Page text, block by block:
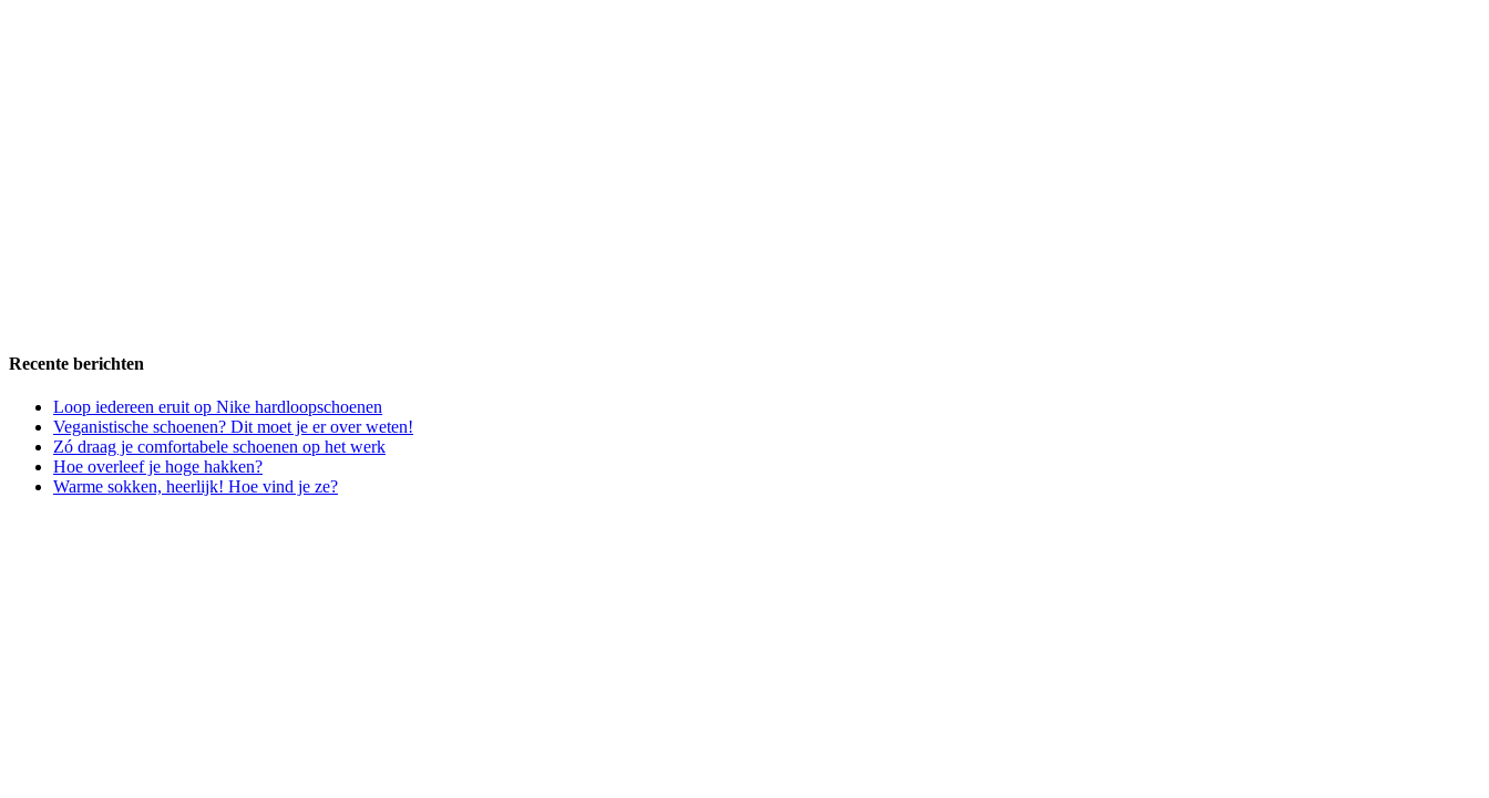
Recente berichten
Loop iedereen eruit op Nike hardloopschoenen
Veganistische schoenen? Dit moet je er over weten!
Zó draag je comfortabele schoenen op het werk
Hoe overleef je hoge hakken?
Warme sokken, heerlijk! Hoe vind je ze?